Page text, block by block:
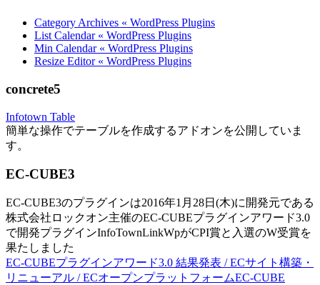
Category Archives « WordPress Plugins
List Calendar « WordPress Plugins
Min Calendar « WordPress Plugins
Resize Editor « WordPress Plugins
concrete5
Infotown Table
簡単な操作でテーブルを作成するアドオンを公開していま
す。
EC-CUBE3
EC-CUBE3のプラグインは2016年1月28日(木)に開発元である
株式会社ロックオン主催のEC-CUBEプラグインアワード3.0
で開発プラグインInfoTownLinkWpがCPI賞と入選のW受賞を
果たしました
EC-CUBEプラグインアワード3.0 結果発表 / ECサイト構築・
リニューアル / ECオープンプラットフォームEC-CUBE